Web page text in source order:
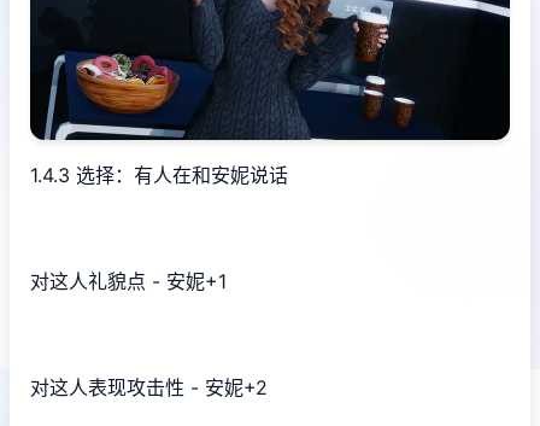
1.4.3 选择：有人在和安妮说话
对这人礼貌点 - 安妮+1
对这人表现攻击性 - 安妮+2